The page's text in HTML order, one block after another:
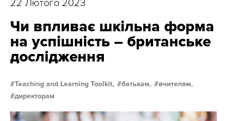
22 Лютого 2023
Чи впливає шкільна форма
на успішність – британське
дослідження
Teaching and Learning Toolkit, батькам,
вчителям,
директорам